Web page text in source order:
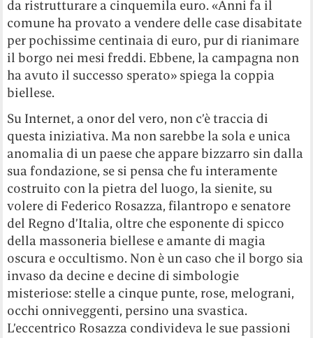
da ristrutturare a cinquemila euro. «Anni fa il
comune ha provato a vendere delle case disabitate
per pochissime centinaia di euro, pur di rianimare
il borgo nei mesi freddi. Ebbene, la campagna non
ha avuto il successo sperato» spiega la coppia
biellese.
Su Internet, a onor del vero, non c’è traccia di
questa iniziativa. Ma non sarebbe la sola e unica
anomalia di un paese che appare bizzarro sin dalla
sua fondazione, se si pensa che fu interamente
costruito con la pietra del luogo, la sienite, su
volere di Federico Rosazza, filantropo e senatore
del Regno d’Italia, oltre che esponente di spicco
della massoneria biellese e amante di magia
oscura e occultismo. Non è un caso che il borgo sia
invaso da decine e decine di simbologie
misteriose: stelle a cinque punte, rose, melograni,
occhi onniveggenti, persino una svastica.
L’eccentrico Rosazza condivideva le sue passioni